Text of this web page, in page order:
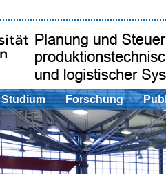
Studium Forschung